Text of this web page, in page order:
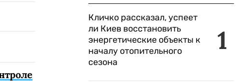
1
Кличко рассказал, успеет
ли Киев восстановить
энергетические объекты к
началу отопительного
сезона